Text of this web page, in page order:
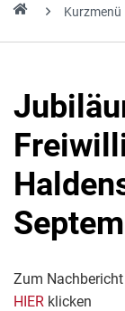
Kurzmenü
Zum
HIER klicken